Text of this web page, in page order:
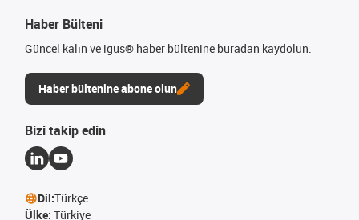
Haber Bülteni
Güncel kalın ve igus® haber bültenine buradan kaydolun.
Haber bültenine abone olun
Bizi takip edin
Dil:Türkçe
Ülke: Türkiye